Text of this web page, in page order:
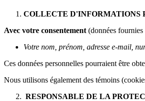
COLLECTE D'INFORMATIONS
Avec votre consentement (données
Votre nom, prénom, adresse e-mail,
Ces données personnelles pourraient être
Nous utilisons également des témoins
RESPONSABLE DE LA